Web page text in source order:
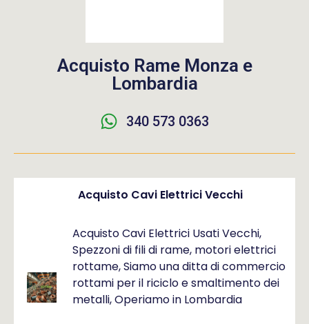
Acquisto Rame Monza e
Lombardia
340 573 0363
Acquisto Cavi Elettrici Vecchi
Acquisto Cavi Elettrici Usati Vecchi,
Spezzoni di fili di rame, motori elettrici
rottame, Siamo una ditta di commercio
rottami per il riciclo e smaltimento dei
metalli, Operiamo in Lombardia